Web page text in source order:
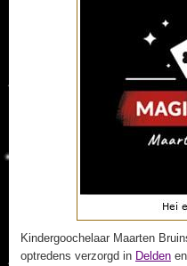
Kindergoochelaar Maarten
optredens verzorgd in Delden en